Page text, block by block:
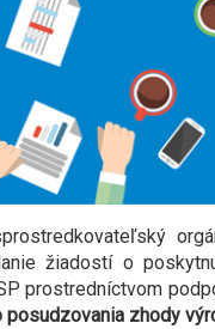
žiadostí o
prostredníctvom
zhody